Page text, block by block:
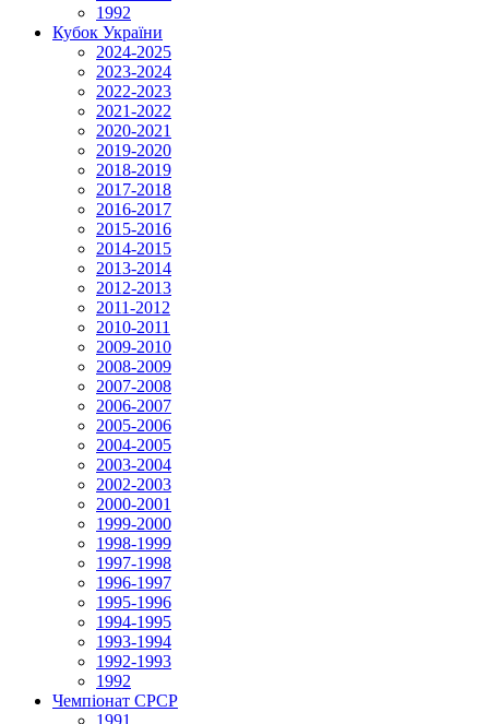
1992
Кубок України
2024-2025
2023-2024
2022-2023
2021-2022
2020-2021
2019-2020
2018-2019
2017-2018
2016-2017
2015-2016
2014-2015
2013-2014
2012-2013
2011-2012
2010-2011
2009-2010
2008-2009
2007-2008
2006-2007
2005-2006
2004-2005
2003-2004
2002-2003
2000-2001
1999-2000
1998-1999
1997-1998
1996-1997
1995-1996
1994-1995
1993-1994
1992-1993
1992
Чемпіонат СРСР
1991